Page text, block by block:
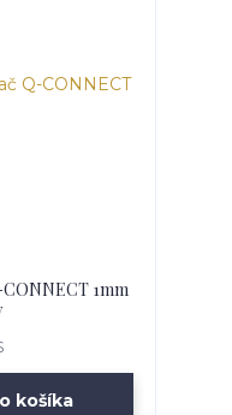
1mm
košíka